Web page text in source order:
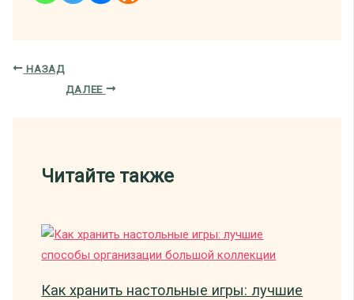
НАЗАД
ДАЛЕЕ
Читайте также
Как хранить настольные игры: лучшие